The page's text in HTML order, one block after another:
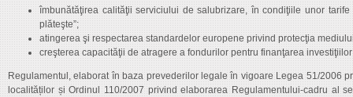
îmbunătăţirea calităţii serviciului de salubrizare, în condiţiile unor
plăteşte”;
atingerea şi respectarea standardelor europene privind protecţia
creşterea capacităţii de atragere a fondurilor pentru finanţarea
Regulamentul, elaborat în baza prevederilor legale în vigoare Legea 51/2006
localităților și Ordinul 110/2007 privind elaborarea Regulamentului-cadru al